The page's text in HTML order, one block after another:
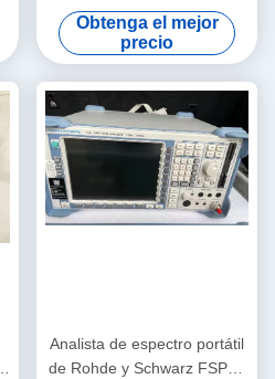
GHz de segunda mano de
Rohde y Schwarz FSU50
Obtenga el mejor
precio
Analista de espectro portátil
de Rohde y Schwarz FSP40